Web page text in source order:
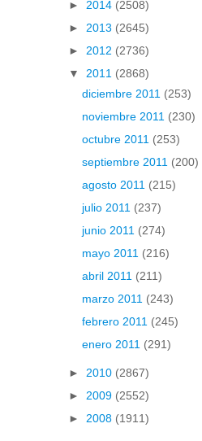
► 2014 (2508)
► 2013 (2645)
► 2012 (2736)
▼ 2011 (2868)
diciembre 2011 (253)
noviembre 2011 (230)
octubre 2011 (253)
septiembre 2011 (200)
agosto 2011 (215)
julio 2011 (237)
junio 2011 (274)
mayo 2011 (216)
abril 2011 (211)
marzo 2011 (243)
febrero 2011 (245)
enero 2011 (291)
► 2010 (2867)
► 2009 (2552)
► 2008 (1911)